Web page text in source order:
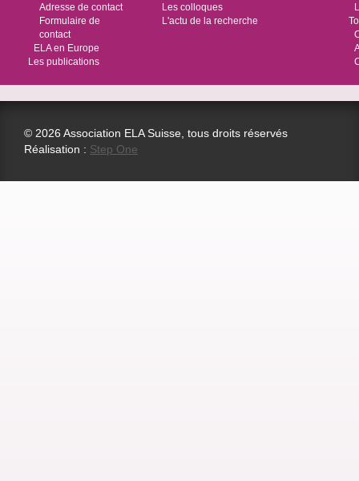
Adresse de contact
Formulaire de
contact
ELA en Europe
Les publications
Les colloques
L'actu de la recherche
© 2026 Association ELA Suisse, tous droits réservés
Réalisation : Step One